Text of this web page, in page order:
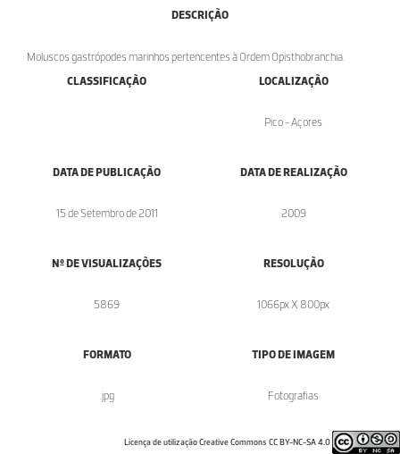
DESCRIÇÃO
Moluscos gastrópodes marinhos pertencentes à Ordem Opisthobranchia.
CLASSIFICAÇÃO
LOCALIZAÇÃO
Pico - Açores
DATA DE PUBLICAÇÃO
15 de Setembro de 2011
DATA DE REALIZAÇÃO
2009
Nº DE VISUALIZAÇÕES
5869
RESOLUÇÃO
1066px X 800px
FORMATO
.jpg
TIPO DE IMAGEM
Fotografias
Licença de utilização Creative Commons CC BY-NC-SA 4.0